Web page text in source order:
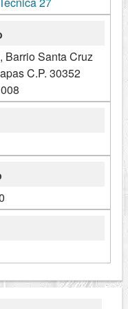
Barrio Santa Cruz
C.P. 30352